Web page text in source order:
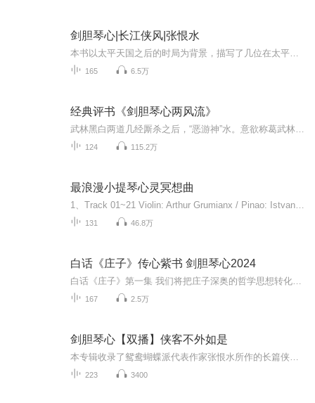
剑胆琴心|长江侠风|张恨水
165 6.5万
经典评书《剑胆琴心两风流》
124 115.2万
最浪漫小提琴心灵冥想曲
131 46.8万
白话《庄子》传心紫书 剑胆琴心2024
167 2.5万
剑胆琴心【双播】侠客不外如是
223 3400